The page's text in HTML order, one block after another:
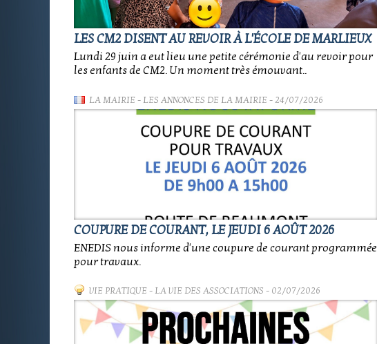
LES CM2 DISENT AU REVOIR À L'ÉCOLE DE MARLIEUX
Lundi 29 juin a eut lieu une petite cérémonie d'au revoir pour
les enfants de CM2. Un moment très émouvant..
LA MAIRIE- LES ANNONCES DE LA MAIRIE- 24/07/2026
COUPURE DE COURANT, LE JEUDI 6 AOÛT 2026
ENEDIS nous informe d'une coupure de courant programmée
pour travaux.
VIE PRATIQUE- LA VIE DES ASSOCIATIONS - 02/07/2026